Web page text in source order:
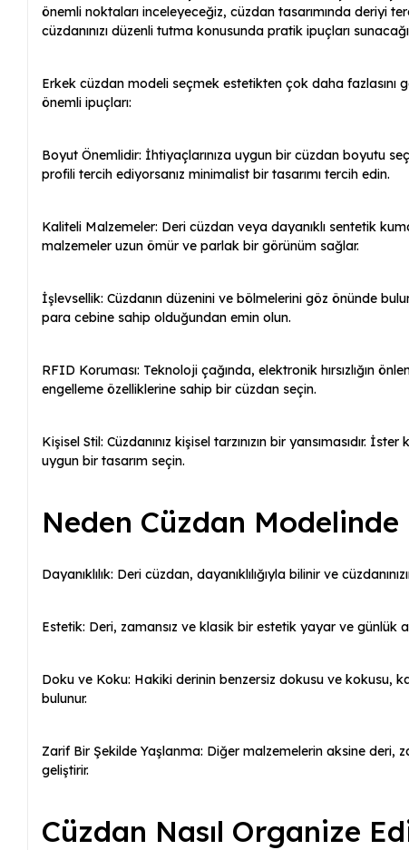
önemli noktaları inceleyeceğiz, cüzdan tasarımında deriyi
cüzdanınızı düzenli tutma konusunda pratik ipuçları
Erkek cüzdan modeli seçmek estetikten çok daha fazlasını
önemli ipuçları:
Boyut Önemlidir: İhtiyaçlarınıza uygun bir cüzdan boyutu
profili tercih ediyorsanız minimalist bir tasarımı tercih edin.
Kaliteli Malzemeler: Deri cüzdan veya dayanıklı sentetik
malzemeler uzun ömür ve parlak bir görünüm sağlar.
İşlevsellik: Cüzdanın düzenini ve bölmelerini göz önünde
para cebine sahip olduğundan emin olun.
RFID Koruması: Teknoloji çağında, elektronik hırsızlığın
engelleme özelliklerine sahip bir cüzdan seçin.
Kişisel Stil: Cüzdanınız kişisel tarzınızın bir yansımasıdır.
uygun bir tasarım seçin.
Neden Cüzdan
Dayanıklılık: Deri cüzdan, dayanıklılığıyla bilinir ve
Estetik: Deri, zamansız ve klasik bir estetik yayar ve günlük
Doku ve Koku: Hakiki derinin benzersiz dokusu ve kokusu,
bulunur.
Zarif Bir Şekilde Yaşlanma: Diğer malzemelerin aksine deri,
geliştirir.
Cüzdan Nasıl Organize